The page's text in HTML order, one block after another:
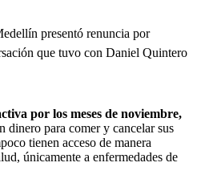
presentó renuncia por
que tuvo con Daniel Quintero
por los meses de noviembre,
dinero para comer y cancelar sus
tienen acceso de manera
únicamente a enfermedades de